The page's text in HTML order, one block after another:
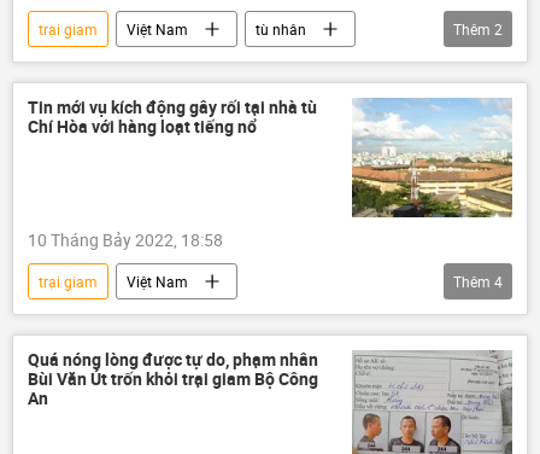
trại giam Việt Nam
tù nhân
điện thoại
xuyên tạc
Thêm 2
Tin mới vụ kích động gây rối tại nhà tù
Chí Hòa với hàng loạt tiếng nổ
10 Tháng Bảy 2022, 18:58
trại giam
Việt Nam
Covid-19 tại Việt Nam
vi phạm
Pháp luật
Hồ Chí Minh Chí Hòa
Thêm 4
Quá nóng lòng được tự do, phạm nhân
Bùi Văn Út trốn khỏi trại giam Bộ Công
An